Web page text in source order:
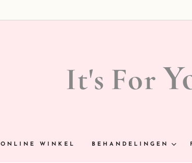
It's For
ONLINE WINKEL BEHANDELINGEN